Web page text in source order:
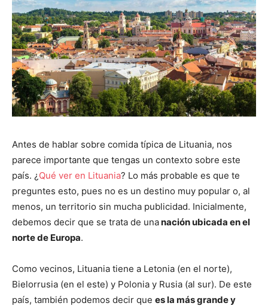
Antes de hablar sobre comida típica de Lituania, nos
parece importante que tengas un contexto sobre este
país. ¿ Qué ver en Lituania? Lo más probable es que te
preguntes esto, pues no es un destino muy popular o, al
menos, un territorio sin mucha publicidad. Inicialmente,
debemos decir que se trata de unanación ubicada en el
norte de Europa.
Como vecinos, Lituania tiene a Letonia (en el norte),
Bielorrusia (en el este) y Polonia y Rusia (al sur). De este
país, también podemos decir que es la más grande y